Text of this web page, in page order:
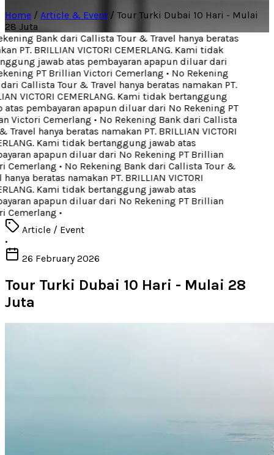
Home / Article & Event / Tour Turki Dubai 10 Hari - Mulai
28 Juta
Bank dari Callista Tour & Travel hanya beratas
PT. BRILLIAN VICTORI CEMERLANG. Kami tidak
jawab atas pembayaran apapun diluar dari
PT Brillian Victori Cemerlang• No Rekening
Callista Tour & Travel hanya beratas namakan PT.
VICTORI CEMERLANG. Kami tidak bertanggung
pembayaran apapun diluar dari No Rekening PT
Victori Cemerlang• No Rekening Bank dari Callista
Travel hanya beratas namakan PT. BRILLIAN VICTORI
Kami tidak bertanggung jawab atas
apapun diluar dari No Rekening PT Brillian
Cemerlang• No Rekening Bank dari Callista Tour &
beratas namakan PT. BRILLIAN VICTORI
Kami tidak bertanggung jawab atas
apapun diluar dari No Rekening PT Brillian
Cemerlang•
Article / Event
•
26 February 2026
Tour Turki Dubai 10 Hari - Mulai 28
Juta